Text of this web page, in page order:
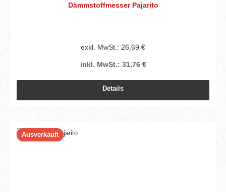
Dämmstoffmesser Pajarito
exkl. MwSt.: 26,69 €
inkl. MwSt.: 31,76 €
Details
Ausverkauft